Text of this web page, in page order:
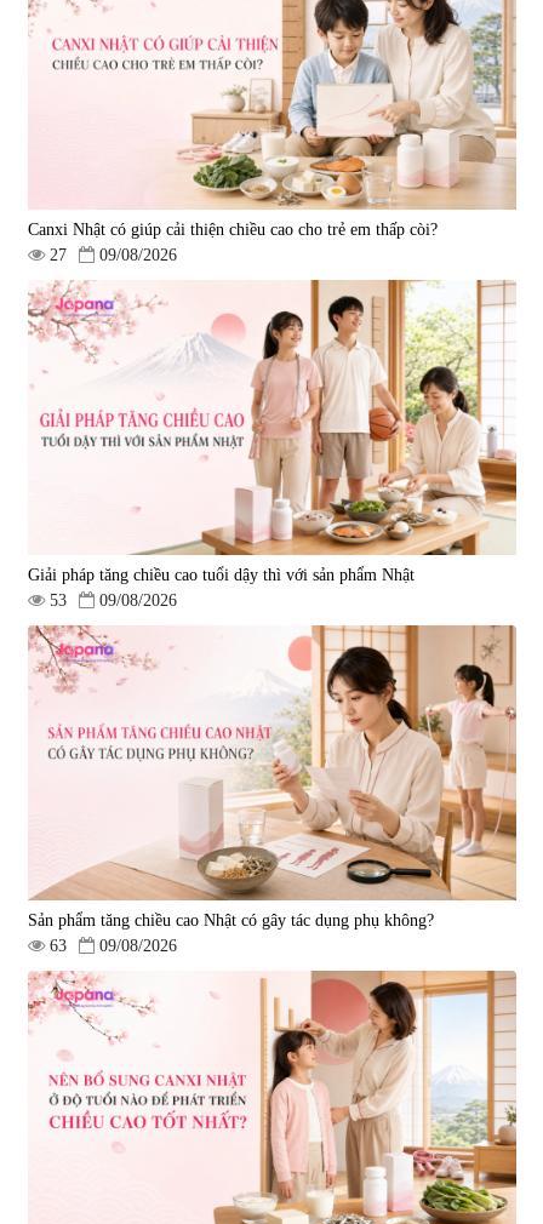
Canxi Nhật có giúp cải thiện chiều cao cho trẻ em thấp còi?
27
09/08/2026
Giải pháp tăng chiều cao tuổi dậy thì với sản phẩm Nhật
53
09/08/2026
Sản phẩm tăng chiều cao Nhật có gây tác dụng phụ không?
63
09/08/2026